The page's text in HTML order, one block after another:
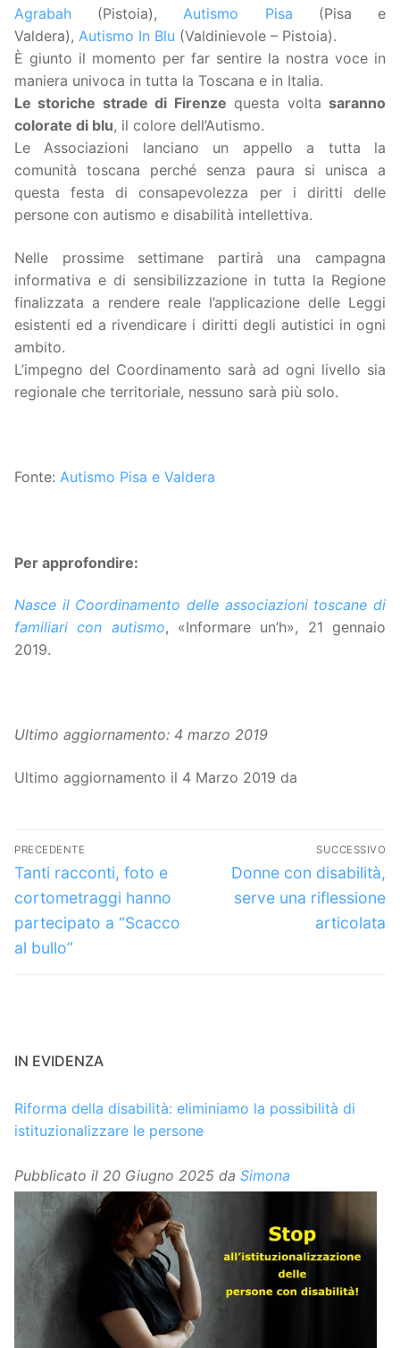
Agrabah (Pistoia),Autismo Pisa (Pisa e
Valdera), Autismo In Blu (Valdinievole – Pistoia).
È giunto il momento per far sentire la nostra voce in
maniera univoca in tutta la Toscana e in Italia.
Le storiche strade di Firenze questa voltasaranno
colorate di blu, il colore dell’Autismo.
Le Associazioni lanciano un appello a tutta la
comunità toscana perché senza paura si unisca a
questa festa di consapevolezza per i diritti delle
persone con autismo e disabilità intellettiva.
Nelle prossime settimane partirà una campagna
informativa e di sensibilizzazione in tutta la Regione
finalizzata a rendere reale l’applicazione delle Leggi
esistenti ed a rivendicare i diritti degli autistici in ogni
ambito.
L’impegno del Coordinamento sarà ad ogni livello sia
regionale che territoriale, nessuno sarà più solo.
Fonte: Autismo Pisa e Valdera
Per approfondire:
Nasce il Coordinamento delle associazioni toscane di
familiari con autismo, «Informare un’h», 21 gennaio
2019.
Ultimo aggiornamento: 4 marzo 2019
Ultimo aggiornamento il 4 Marzo 2019 da
Navigazione
articoli
PRECEDENTE
Articolo
precedente:
Tanti racconti, foto e
cortometraggi hanno
partecipato a “Scacco
al bullo”
SUCCESSIVO
Articolo
successivo:
Donne con disabilità,
serve una riflessione
articolata
IN EVIDENZA
Riforma della disabilità: eliminiamo la possibilità di
istituzionalizzare le persone
Pubblicato il 20 Giugno 2025 da Simona